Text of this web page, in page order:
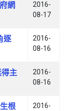
網
2016-
08-17
逐
2016-
08-16
主
2016-
08-16
根 2016-